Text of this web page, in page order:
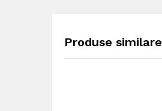
Produse similare